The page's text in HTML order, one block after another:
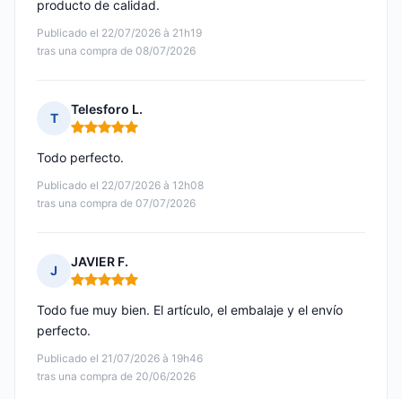
Publicado el 22/07/2026 à 21h19
tras una compra de 08/07/2026
producto de calidad.
T
Telesforo L.
Nota: 5 de 5
Publicado el 22/07/2026 à 12h08
tras una compra de 07/07/2026
Todo perfecto.
J
JAVIER F.
Nota: 5 de 5
Publicado el 21/07/2026 à 19h46
tras una compra de 20/06/2026
Todo fue muy bien. El artículo, el embalaje y el envío
perfecto.